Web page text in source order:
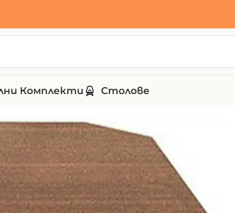
Комплекти Столове